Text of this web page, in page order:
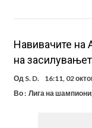
Навивачите на
на
Од S. D.
16:11, 02
Во : Лига на шампиони